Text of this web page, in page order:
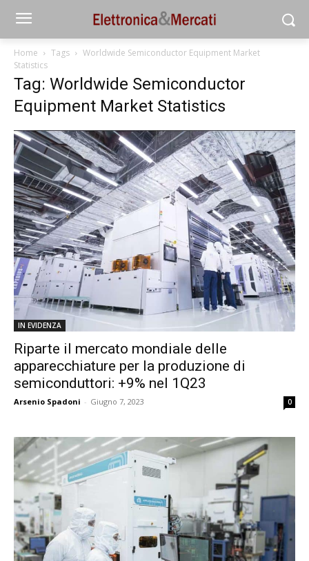
Home Tags
Worldwide Semiconductor Equipment Market
Statistics
Tag: Worldwide Semiconductor
Equipment Market Statistics
IN EVIDENZA
Riparte il mercato mondiale delle
apparecchiature per la produzione di
semiconduttori: +9% nel 1Q23
Arsenio Spadoni - Giugno 7, 2023 0